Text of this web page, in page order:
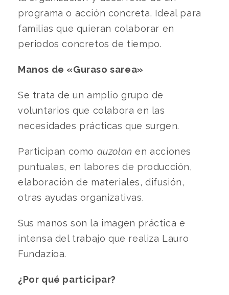
programa o acción concreta. Ideal para
familias que quieran colaborar en
periodos concretos de tiempo.
Manos de «Guraso sarea»
Se trata de un amplio grupo de
voluntarios que colabora en las
necesidades prácticas que surgen.
Participan como auzolan en acciones
puntuales, en labores de producción,
elaboración de materiales, difusión,
otras ayudas organizativas.
Sus manos son la imagen práctica e
intensa del trabajo que realiza Lauro
Fundazioa.
¿Por qué participar?